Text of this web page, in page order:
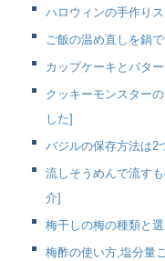
ハロウィンの手作り
ご飯の温め直しを鍋
カップケーキとバタ
クッキーモンスター
した]
バジルの保存方法は2
流しそうめんで流す
介]
梅干しの梅の種類と
梅酢の使い方,塩分量